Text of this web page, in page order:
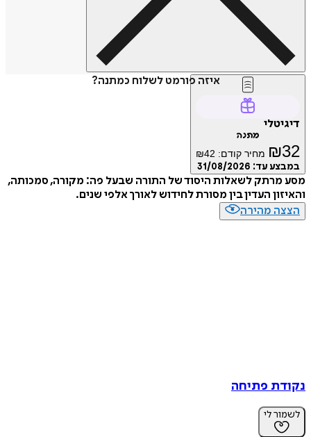
איזה פורמט לשלוח כמתנה?
דיגיטלי
מתנה
₪32 מחיר קודם: ₪42
במבצע עד: 31/08/2026
מסע מרתק לשאלות היסוד של התורה שבעל פה: מקורה, סמכותה,
והאיזון העדין בין מסורת לחידוש לאורך אלפי שנים.
הצצה מהירה
נקודת פתיחה
לשמור לי